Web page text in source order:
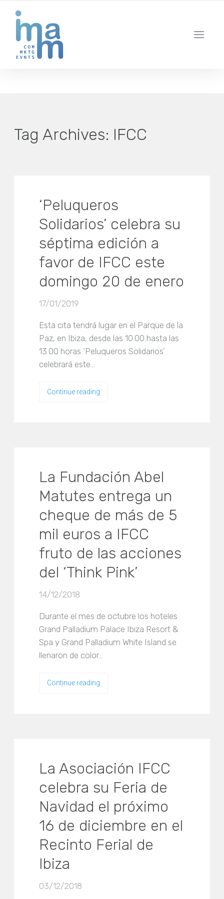
IBIZA · MADRID · BARCELONA
Tag Archives: IFCC
‘Peluqueros
Solidarios’ celebra su
séptima edición a
favor de IFCC este
domingo 20 de enero
17/01/2019
Esta cita tendrá lugar en el Parque de la
Paz, en Ibiza, desde las 10.00 hasta las
13.00 horas ‘Peluqueros Solidarios’
celebrará este…
Continue reading
La Fundación Abel
Matutes entrega un
cheque de más de 5
mil euros a IFCC
fruto de las acciones
del ‘Think Pink’
14/12/2018
Durante el mes de octubre los hoteles
Grand Palladium Palace Ibiza Resort &
Spa y Grand Palladium White Island se
llenaron de color…
Continue reading
La Asociación IFCC
celebra su Feria de
Navidad el próximo
16 de diciembre en el
Recinto Ferial de
Ibiza
03/12/2018